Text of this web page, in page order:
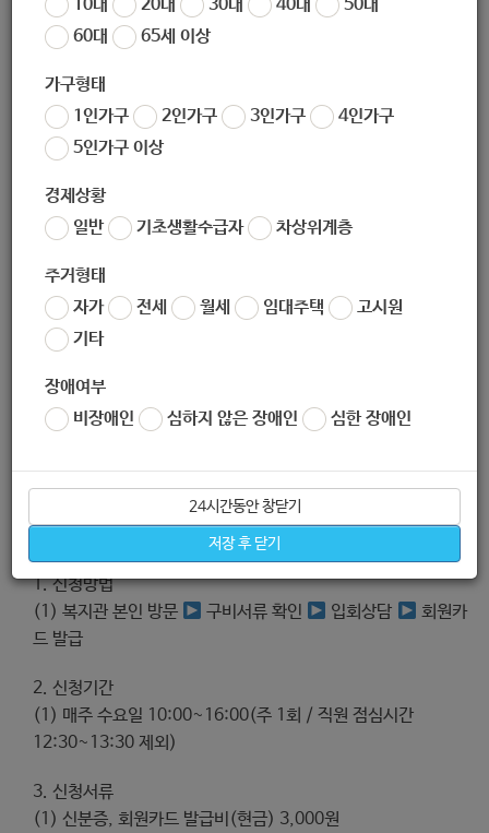
10대
20대 30대 40대
50대
60대
65세 이상
가구형태
1인가구
2인가구 3인가구
4인가구
5인가구 이상
경제상황
일반
기초생활수급자 차상위계층
주거형태
자가
전세 월세 임대주택
고시원
기타
장애여부
비장애인
심하지 않은 장애인 심한 장애인
24시간동안 창닫기
저장 후 닫기
지원대상
1. 지원대상
(1) 만 60세 이상 서울시민(부부 중 1인이 복지관 회원인 경우,
배우자는 만 55세 이상부터 가능)
지원내용
1. 기타사항
(1) 수락지기 : 매월 복지관 이용안내 등 정보 제공
신청방법
1. 신청방법
(1) 복지관 본인 방문
구비서류 확인 입회상담
회원카
드 발급
2. 신청기간
(1) 매주 수요일 10:00~16:00(주 1회 / 직원 점심시간
12:30~13:30 제외)
3. 신청서류
(1) 신분증, 회원카드 발급비(현금) 3,000원